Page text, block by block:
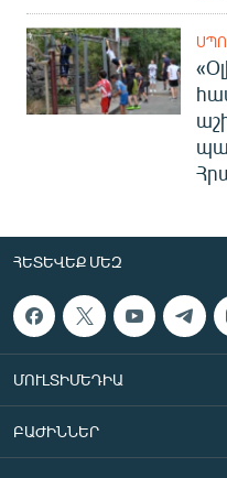
ՀԵՏԵՎԵՔ ՄԵԶ
ՄՈՒԼՏԻՄԵԴԻԱ
ԲԱԺԻՆՆԵՐ